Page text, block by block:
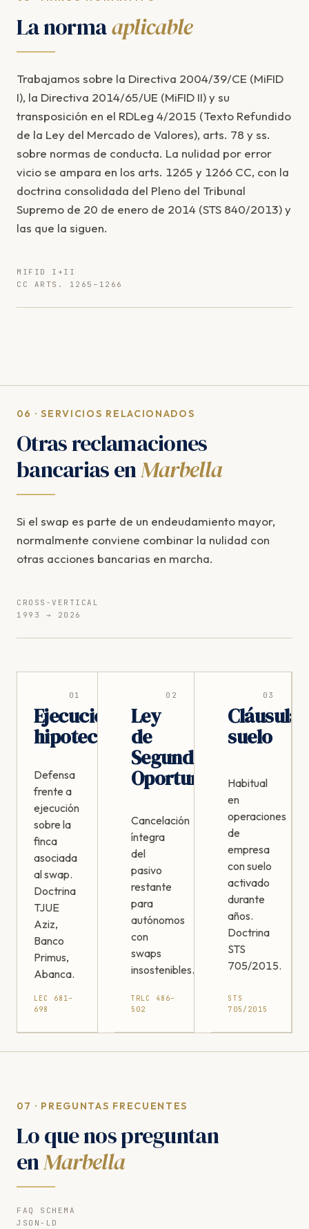
La normaaplicable
Trabajamos sobre la Directiva 2004/39/CE (MiFID
I), la Directiva 2014/65/UE (MiFID II) y su
transposición en el RDLeg 4/2015 (Texto Refundido
de la Ley del Mercado de Valores), arts. 78 y ss.
sobre normas de conducta. La nulidad por error
vicio se ampara en los arts. 1265 y 1266 CC, con la
doctrina consolidada del Pleno del Tribunal
Supremo de 20 de enero de 2014 (STS 840/2013) y
las que la siguen.
MIFID I+II
CC ARTS. 1265–1266
06 · SERVICIOS RELACIONADOS
Otras reclamaciones
bancarias enMarbella
Si el swap es parte de un endeudamiento mayor,
normalmente conviene combinar la nulidad con
otras acciones bancarias en marcha.
CROSS-VERTICAL
1993 → 2026
01
Ejecución
hipotecaria
Defensa
frente a
ejecución
sobre la
finca
asociada
al swap.
Doctrina
TJUE
Aziz,
Banco
Primus,
Abanca.
LEC 681–
698
02
Ley
de
Segunda
Oportunidad
Cancelación
íntegra
del
pasivo
restante
para
autónomos
con
swaps
insostenibles.
TRLC 486–
502
03
Cláusula
suelo
Habitual
en
operaciones
de
empresa
con suelo
activado
durante
años.
Doctrina
STS
705/2015.
STS
705/2015
07 · PREGUNTAS FRECUENTES
Lo que nos preguntan
enMarbella
FAQ SCHEMA
JSON-LD